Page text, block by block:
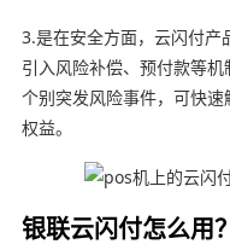
3.是在安全方面，云闪付产
引入风险补偿、预付款等
个别突发风险事件，可快
权益。
银联云闪付怎么用？